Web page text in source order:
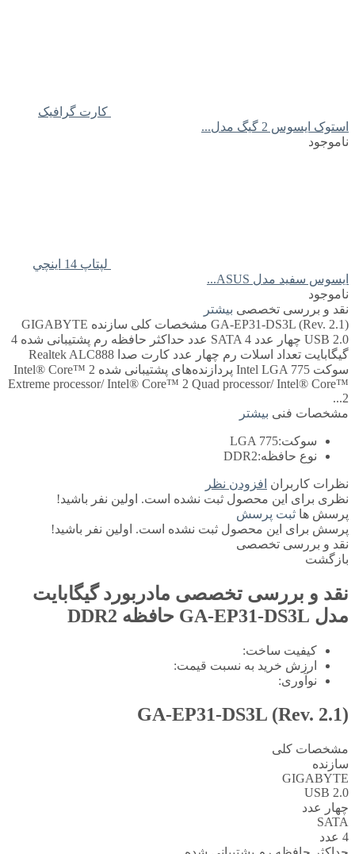
کارت گرافیک
استوک ایسوس 2 گیگ مدل...
ناموجود
لپتاپ 14 اينچي
ايسوس سفید مدل ASUS...
ناموجود
نقد و بررسی تخصصی بیشتر
GA-EP31-DS3L (Rev. 2.1) مشخصات کلی سازنده GIGABYTE
USB 2.0 چهار عدد SATA 4 عدد حداکثر حافظه رم پشتیبانی شده 4
گیگابایت تعداد اسلات رم چهار عدد کارت صدا Realtek ALC888
سوکت Intel LGA 775 پردازنده‌های پشتیبانی شده Intel® Core™ 2
Extreme processor/ Intel® Core™ 2 Quad processor/ Intel® Core™
2...
مشخصات فنی بیشتر
سوکت:LGA 775
نوع حافظه:DDR2
نظرات کاربران افزودن نظر
نظری برای این محصول ثبت نشده است. اولین نفر باشید!
پرسش ها ثبت پرسش
پرسش برای این محصول ثبت نشده است. اولین نفر باشید!
نقد و بررسی تخصصی
بازگشت
نقد و بررسی تخصصی مادربورد گیگابایت
مدل GA-EP31-DS3L حافظه DDR2
کیفیت ساخت:
ارزش خرید به نسبت قیمت:
نوآوری:
GA-EP31-DS3L (Rev. 2.1)
مشخصات کلی
سازنده
GIGABYTE
USB 2.0
چهار عدد
SATA
4 عدد